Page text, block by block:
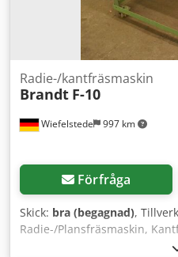
Wiefelstede 997 km
Radie-/kantfräsmaskin
Brandt F-10
Förfråga
Skick: bra (begagnad),
Radie-/Plansfräsmaskin,
Profilfräsmaskin Dsdpfxsb A